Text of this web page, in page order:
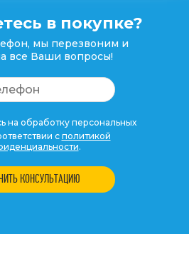
в покупке?
мы перезвоним и
все Ваши вопросы!
на обработку персональных
с политикой
.
КОНСУЛЬТАЦИЮ